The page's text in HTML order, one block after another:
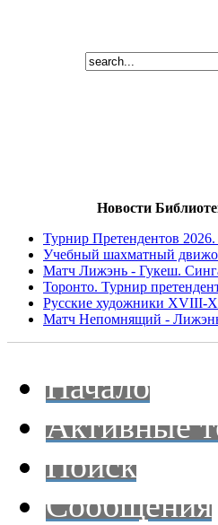
Новости
Турнир Претендентов
Учебный шахматный
Матч Лижэнь - Гукеш.
Торонто. Турнир
Русские художники XVIII-
Матч Непомнящий -
Начало
Активные
Поиск
Сообщения